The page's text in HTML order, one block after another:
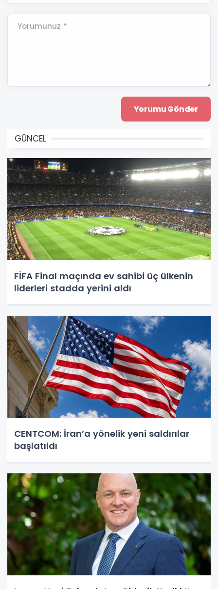
Yorumunuz *
GÜNCEL
FİFA Final maçında ev sahibi üç ülkenin
liderleri stadda yerini aldı
CENTCOM: İran’a yönelik yeni saldırılar
başlatıldı